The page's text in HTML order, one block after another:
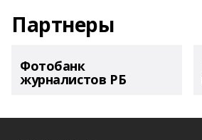
Партнеры
Фотобанк
журналистов РБ